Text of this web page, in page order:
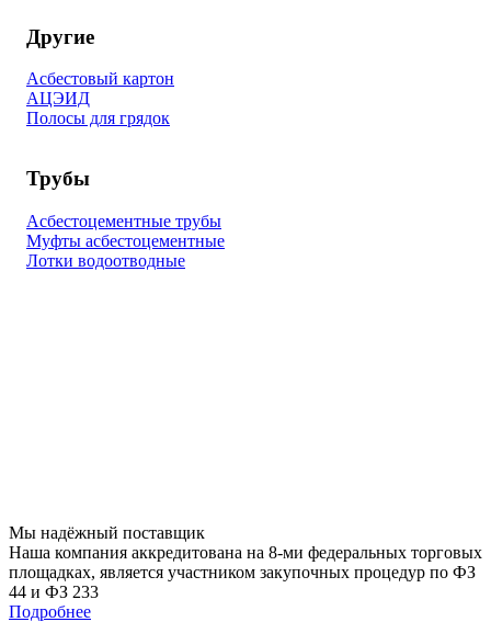
Другие
Асбестовый картон
АЦЭИД
Полосы для грядок
Трубы
Асбестоцементные трубы
Муфты асбестоцементные
Лотки водоотводные
Мы надёжный поставщик
Наша компания аккредитована на 8-ми федеральных торговых
площадках, является участником закупочных процедур по ФЗ
44 и ФЗ 233
Подробнее